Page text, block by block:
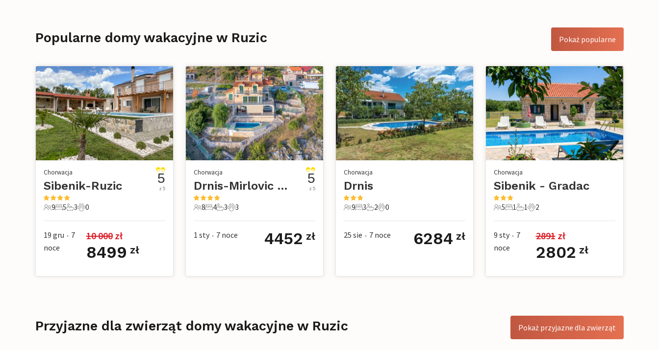
Popularne domy wakacyjne w Ruzic Pokaż popularne
Chorwacja
Sibenik-Ruzic
9 Goście
9
5 Sypialnie
5
3 Łazienki
3
0 Zwierzęta domowe
0
5
z 5
19 gru • 7
noce
10 000 zł
8499 zł
Chorwacja
Drnis-Mirlovic Polje
8 Goście
8
4 Sypialnie
4
3 Łazienki
3
3 Zwierzęta domowe
3
5
z 5
1 sty • 7 noce 4452 zł
Chorwacja
Drnis
9 Goście
9
3 Sypialnie
3
2 Łazienki
2
0 Zwierzęta domowe
0
25 sie • 7 noce 6284 zł
Chorwacja
Sibenik - Gradac
5 Goście
5
1 Sypialnia
1
1 Łazienka
1
2 Zwierzęta domowe
2
9 sty • 7
noce
2891 zł
2802 zł
Przyjazne dla zwierząt domy wakacyjne w Ruzic Pokaż przyjazne dla zwierząt